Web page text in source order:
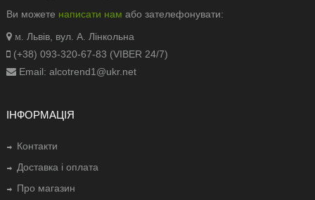
Ви можете написати нам або зателефонувати:
м. Львів, вул. А. Лінкольна
(+38) 093-320-67-83 (VIBER 24/7)
Email: alcotrend1@ukr.net
ІНФОРМАЦІЯ
Контакти
Доставка і оплата
Про магазин